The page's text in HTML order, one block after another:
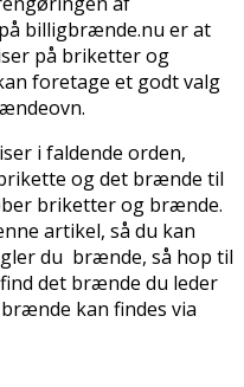
billigbrænde.nu er at
på briketter og
foretage et godt valg
i faldende orden,
og det brænde til
briketter og brænde.
artikel, så du kan
du brænde, så hop til
det brænde du leder
kan findes via